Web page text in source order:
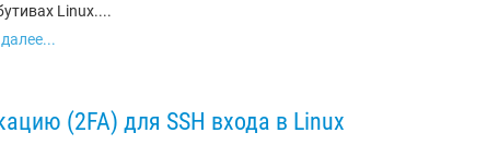
Linux....
(2FA) для SSH входа в Linux